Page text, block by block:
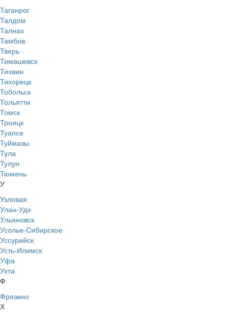
Таганрог
Талдом
Талнах
Тамбов
Тверь
Тимашевск
Тихвин
Тихорецк
Тобольск
Тольятти
Томск
Троицк
Туапсе
Туймазы
Тула
Тулун
Тюмень
У
Узловая
Улан-Удэ
Ульяновск
Усолье-Сибирское
Уссурийск
Усть-Илимск
Уфа
Ухта
Ф
Фрязино
Х